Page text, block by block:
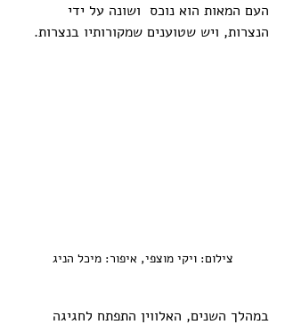
העם המאות הוא נוכס  ושונה על ידי
הנצרות, ויש שטוענים שמקורותיו בנצרות.
צילום: ויקי מוצפי, איפור: מיכל הניג
במהלך השנים, האלווין התפתח לחגיגה